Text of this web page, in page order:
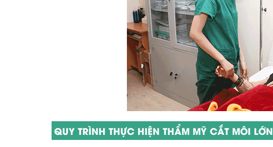
QUY TRÌNH THỰC HIỆN THẨM MỸ CẮT MÔI LỚN